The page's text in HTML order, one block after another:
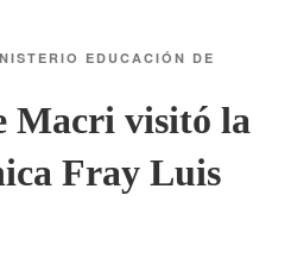
EDUCACIÓN DE
Macri visitó la
Fray Luis